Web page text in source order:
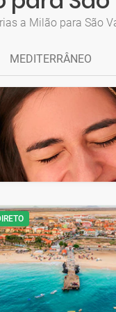
a Milão para São
MEDITERRÂNEO